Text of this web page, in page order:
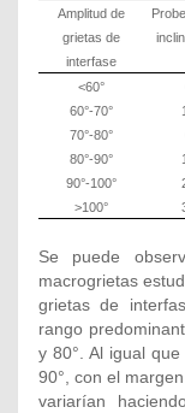
Amplitud de
grietas de
interfase
˂60°
60°-70°
70°-80°
80°-90°
90°-100°
˃100°
Se puede
macrogrietas
grietas de
rango
y 80°. Al igual
90°, con el
variarían